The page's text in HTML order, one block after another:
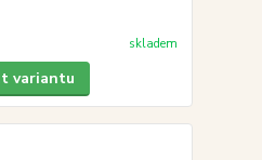
skladem
variantu